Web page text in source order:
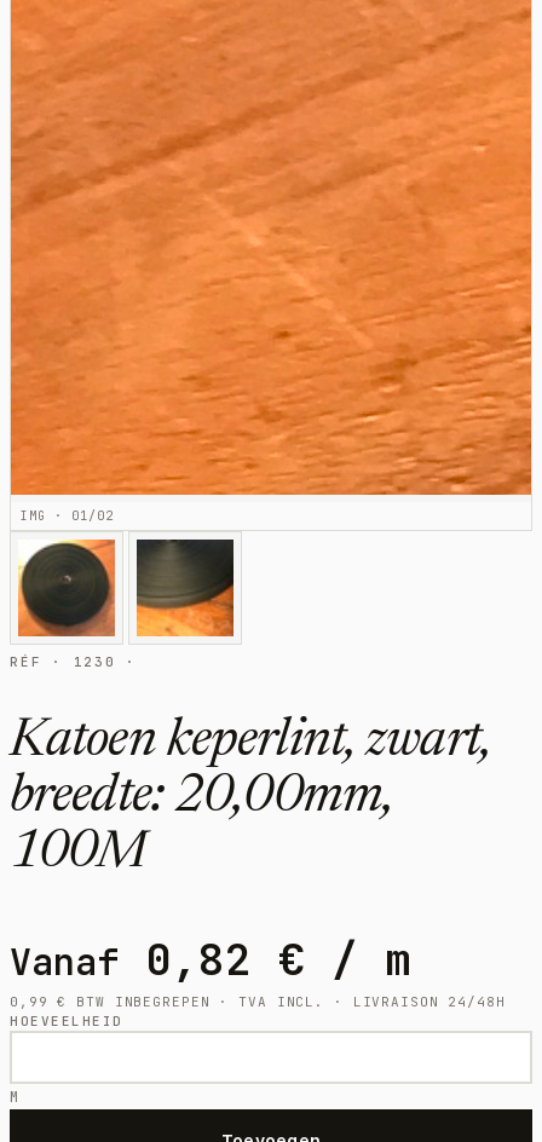
IMG · 01/02
RÉF · 1230 ·
Katoen keperlint, zwart,
breedte: 20,00mm,
100M
Vanaf 0,82 € / m
0,99€
BTW INBEGREPEN · TVA INCL. · LIVRAISON 24/48H
HOEVEELHEID
M